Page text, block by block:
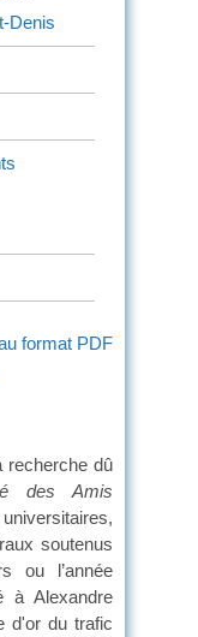
Denis
format PDF
recherche dû
des Amis
soutenus
ou l’année
à Alexandre
d'or du trafic